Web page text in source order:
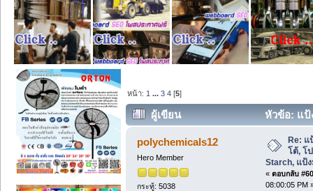
หน้า: 1 ...3 4 [5]
ผู้เขียน
หัวข้อ: แป้
Starch, แป้งมันฝรั่ง (อ่าน 23204 ครั้ง)
polychemicals12
Hero Member
กระทู้: 5038
Re: แ
โต้, โ
Starch, แป้
« ตอบกลับ
08:00:05 PM